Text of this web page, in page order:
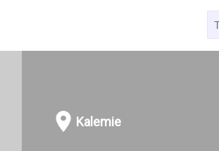
Kalemie